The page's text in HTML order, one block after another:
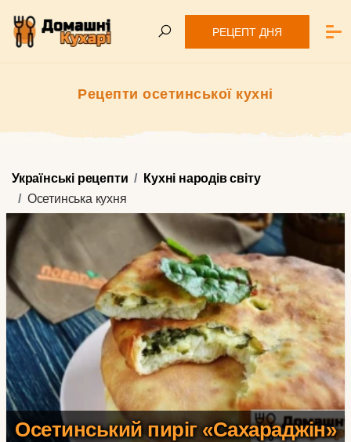
РЕЦЕПТ ДНЯ
Рецепти осетинської кухні
Українські рецепти
Кухні народів світу
Осетинська кухня
Осетинський пиріг «Сахараджін»